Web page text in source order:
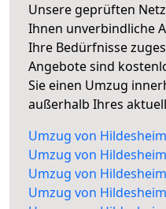
Unsere geprüften
Ihnen unverbindliche
Ihre Bedürfnisse
Angebote sind
Sie einen Umzug
außerhalb Ihres
Umzug von
Umzug von
Umzug von
Umzug von